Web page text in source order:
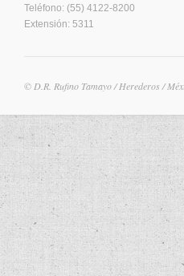
Teléfono: (55) 4122-8200
Extensión: 5311
© D.R. Rufino Tamayo / Herederos /